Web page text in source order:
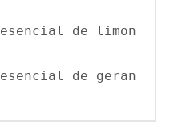
de limon
de geran